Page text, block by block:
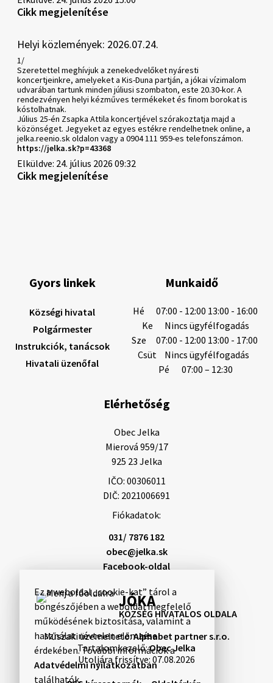
Ez a weboldal „cookie-kat” tárol a
böngészőjében a weboldal megfelelő
működésének biztosítása, valamint a
használat névtelen elemzése
érdekében. További információk a
Adatvédelmi nyilatkozatban
találhatók.
Cikk megjelenítése
Helyi közlemények: 2026.07.24.
1/
Szeretettel meghívjuk a zenekedvelőket nyáresti
koncertjeinkre, amelyeket a Kis-Duna partján, a jókai vízimalom
udvarában tartunk minden júliusi szombaton, este 20.30-kor. A
rendezvényen helyi kézműves termékeket és finom borokat is
kóstolhatnak.
Július 25-én Zsapka Attila koncertjével szórakoztatja majd a
közönséget. Jegyeket az egyes estékre rendelhetnek online, a
jelka.reenio.sk oldalon vagy a 0904 111 959-es telefonszámon.
https://jelka.sk?p=43368
Elküldve: 24. július 2026 09:32
Cikk megjelenítése
JÓKA
KÖZSÉG HIVATALOS OLDALA
Műszaki üzemeltető:Alphabet partner s.r.o.
Tartalomkezelő:Obec Jelka
Utoljára frissítve: 07.08.2026
Gyors linkek
Községi hivatal
Polgármester
Instrukciók, tanácsok
Hivatali üzenőfal
Munkaidő
Hé
07:00 - 12:00 13:00 - 16:00
Ke
Nincs ügyfélfogadás
Sze
07:00 - 12:00 13:00 - 17:00
Csüt
Nincs ügyfélfogadás
Pé
07:00 – 12:30
Elérhetőség
Obec Jelka
Mierová 959/17
925 23 Jelka
IČO: 00306011
DIČ: 2021006691
Fiókadatok:
031/ 7876 182
obec@jelka.sk
Facebook-oldal